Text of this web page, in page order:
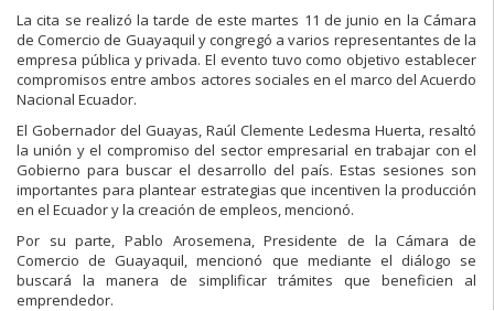
La cita se realizó la tarde de este martes 11 de junio en la Cámara
de Comercio de Guayaquil y congregó a varios representantes de la
empresa pública y privada. El evento tuvo como objetivo establecer
compromisos entre ambos actores sociales en el marco del Acuerdo
Nacional Ecuador.
El Gobernador del Guayas, Raúl Clemente Ledesma Huerta, resaltó
la unión y el compromiso del sector empresarial en trabajar con el
Gobierno para buscar el desarrollo del país. Estas sesiones son
importantes para plantear estrategias que incentiven la producción
en el Ecuador y la creación de empleos, mencionó.
Por su parte, Pablo Arosemena, Presidente de la Cámara de
Comercio de Guayaquil, mencionó que mediante el diálogo se
buscará la manera de simplificar trámites que beneficien al
emprendedor.